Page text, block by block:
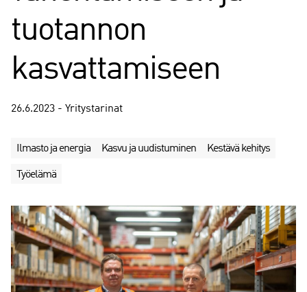
tuotannon
kasvattamiseen
26.6.2023 - Yritystarinat
Ilmasto ja energia Kasvu ja uudistuminen Kestävä kehitys
Työelämä